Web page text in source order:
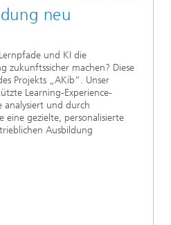
neu
und KI die
zukunftssicher machen? Diese
Projekts „AKib“. Unser
Learning-Experience-
analysiert und durch
eine gezielte, personalisierte
Ausbildung